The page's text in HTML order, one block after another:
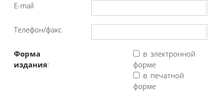
E-mail
Телефон/факс
Форма
издания:
в электронной
форме
в печатной
форме